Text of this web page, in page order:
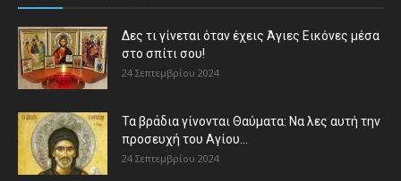
Δες τι γίνεται όταν έχεις Άγιες Εικόνες μέσα
στο σπίτι σου!
24 Σεπτεμβρίου 2024
Τα βράδια γίνονται Θαύματα: Να λες αυτή την
προσευχή του Αγίου...
24 Σεπτεμβρίου 2024